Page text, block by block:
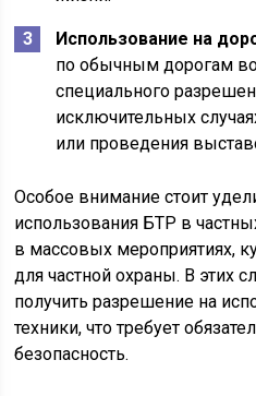
Использование на
по обычным дорогам
специального
исключительных
или проведения
Особое внимание стоит
использования БТР в
в массовых мероприятиях,
для частной охраны. В этих
получить разрешение на
техники, что требует
безопасность.